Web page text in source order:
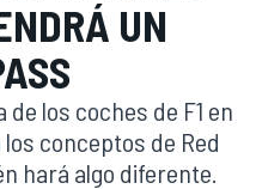
UN
los coches de F1 en
conceptos de Red
hará algo diferente.